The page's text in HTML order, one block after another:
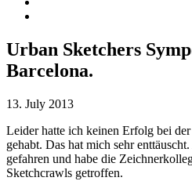
Urban Sketchers
Barcelona.
13. July 2013
Leider hatte ich keinen Erfolg bei
gehabt. Das hat mich sehr
gefahren und habe die
Sketchcrawls getroffen.